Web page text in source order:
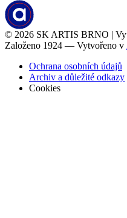
© 2026 SK ARTIS BRNO |
Založeno 1924 — Vytvořeno v
Ochrana osobních údajů
Archiv a důležité odkazy
Cookies